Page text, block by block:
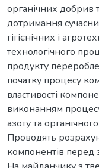
органічних добрив
дотримання
гігієнічних і
технологічного
продукту
початку процесу
властивості
виконанням
азоту та
Проводять
компонентів перед